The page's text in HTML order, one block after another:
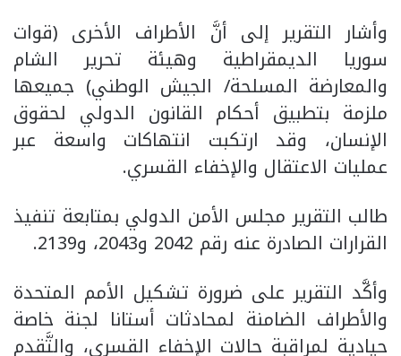
وأشار التقرير إلى أنَّ الأطراف الأخرى (قوات
سوريا الديمقراطية وهيئة تحرير الشام
والمعارضة المسلحة/ الجيش الوطني) جميعها
ملزمة بتطبيق أحكام القانون الدولي لحقوق
الإنسان، وقد ارتكبت انتهاكات واسعة عبر
عمليات الاعتقال والإخفاء القسري.
طالب التقرير مجلس الأمن الدولي بمتابعة تنفيذ
القرارات الصادرة عنه رقم 2042 و2043، و2139.
وأكَّد التقرير على ضرورة تشكيل الأمم المتحدة
والأطراف الضامنة لمحادثات أستانا لجنة خاصة
حيادية لمراقبة حالات الإخفاء القسري، والتَّقدم